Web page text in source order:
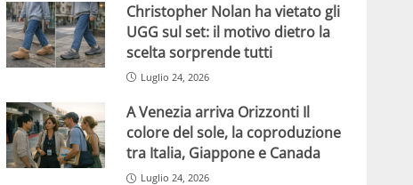
Christopher Nolan ha vietato gli
UGG sul set: il motivo dietro la
scelta sorprende tutti
Luglio 24, 2026
A Venezia arriva Orizzonti Il
colore del sole, la coproduzione
tra Italia, Giappone e Canada
Luglio 24, 2026